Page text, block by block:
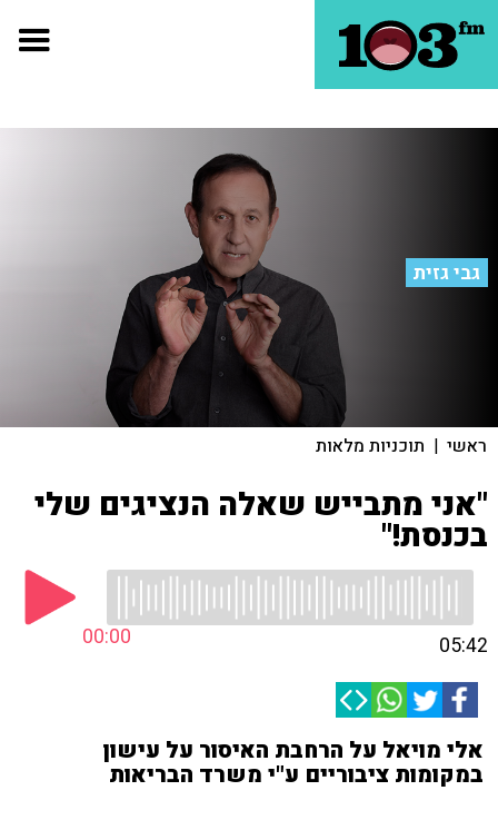
גבי גזית
ראשי | תוכניות מלאות
"אני מתבייש שאלה הנציגים שלי
בכנסת!"
00:00 05:42
אלי מויאל על הרחבת האיסור על עישון
במקומות ציבוריים ע"י משרד הבריאות